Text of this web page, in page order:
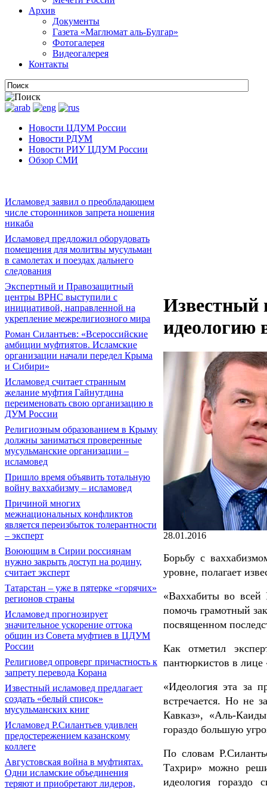
Архив
Документы
Газета «Маглюмат аль-Булгар»
Фотогалерея
Видеогалерея
Контакты
Новости ЦДУМ России
Новости РДУМ
Новости РИУ ЦДУМ России
Обзор СМИ
Исламовед заявил о преобладающем
числе сторонников запрета ношения
никаба
Исламовед предложил оборудовать
помещения для молитвы мусульман
в самолетах и поездах дальнего
следования
Экспертный и Правозащитный
центры ВРНС выступили с
инициативой, направленной на
укрепление межрелигиозного мира
Роман Силантьев: «Всероссийские
амбиции муфтиятов. Исламские
организации начали передел Крыма
и Сибири»
Исламовед считает странным
желание муфтия Гайнутдина
переименовать свою организацию в
ДУМ России
Религиозным образованием в Крыму
должны заниматься проверенные
мусульманские организации –
исламовед
Пришло время объявить тотальную
войну ваххабизму – исламовед
Причиной многих
межнациональных конфликтов
является переизбыток толерантности
– эксперт
Воюющим в Сирии россиянам
нужно закрыть доступ на родину,
считает эксперт
Татарстан – уже в пятерке «горячих»
регионов страны
Исламовед прогнозирует
значительное ускорение оттока
общин из Совета муфтиев в ЦДУМ
России
Религиовед опроверг причастность к
запрету перевода Корана
Известный исламовед предлагает
создать «белый список»
мусульманских книг
Исламовед Р.Силантьев удивлен
предостережением казанскому
коллеге
Августовская война в муфтиятах.
Одни исламские объединения
теряют и приобретают лидеров,
Известный
идеологию
28.01.2016
Борьбу с
уровне, полагает
«Ваххабиты во всей
помочь грамотный
посвященном
Как отметил
пантюркистов в
«Идеология эта за
встречается. Но не
Кавказ», «Аль-
гораздо большую
По словам
Тахрир» можно
идеология гораздо